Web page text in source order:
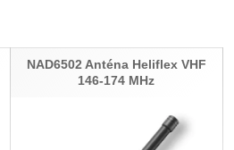
NAD6502 Anténa Heliflex VHF
146-174 MHz